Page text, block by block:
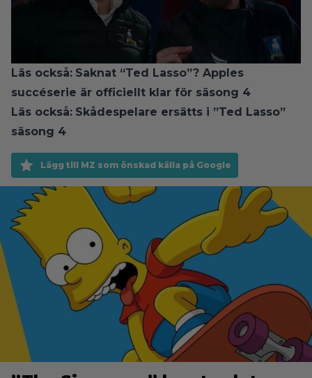
Läs också: Saknat “Ted Lasso”? Apples
succéserie är officiellt klar för säsong 4
Läs också: Skådespelare ersätts i ”Ted Lasso”
säsong 4
Lägg till MZ som önskad källa på Google